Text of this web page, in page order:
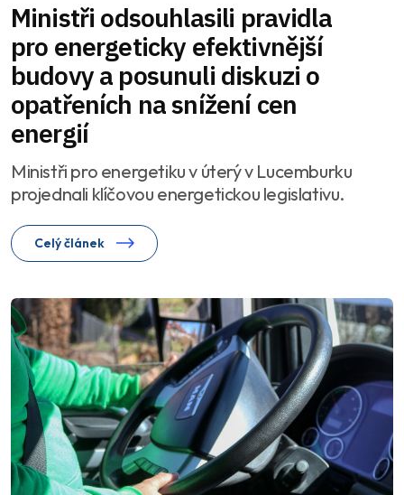
Ministři odsouhlasili pravidla
pro energeticky efektivnější
budovy a posunuli diskuzi o
opatřeních na snížení cen
energií
Ministři pro energetiku v úterý v Lucemburku
projednali klíčovou energetickou legislativu.
Celý článek